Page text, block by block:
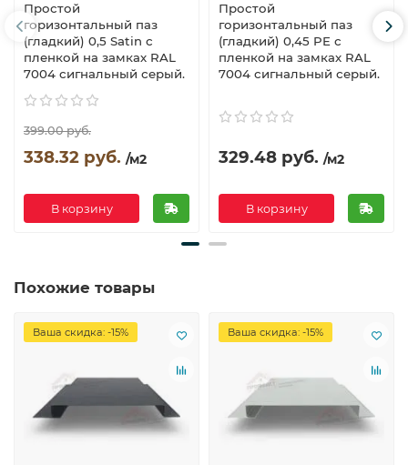
Простой
горизонтальный паз
(гладкий) 0,5 Satin с
пленкой на замках RAL
7004 сигнальный серый.
399.00 руб.
338.32 руб. /м2
В корзину
Простой
горизонтальный паз
(гладкий) 0,45 PE с
пленкой на замках RAL
7004 сигнальный серый.
329.48 руб. /м2
В корзину
Похожие товары
Ваша скидка: -15% Ваша скидка: -15%